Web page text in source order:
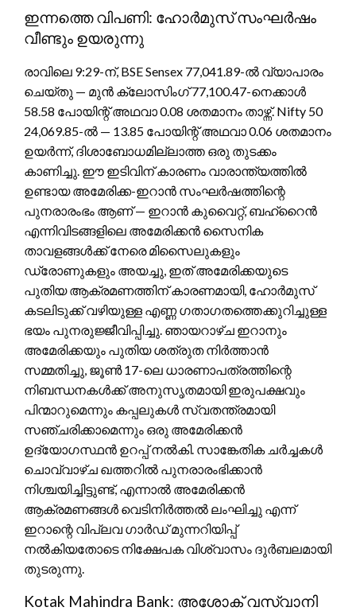
ഇന്നത്തെ വിപണി: ഹോർമുസ് സംഘർഷം
വീണ്ടും ഉയരുന്നു
രാവിലെ 9:29-ന്, BSE Sensex 77,041.89-ൽ വ്യാപാരം
ചെയ്തു — മുൻ ക്ലോസിംഗ് 77,100.47-നെക്കാൾ
58.58 പോയിന്റ് അഥവാ 0.08 ശതമാനം താഴ്ന്ന്. Nifty 50
24,069.85-ൽ — 13.85 പോയിന്റ് അഥവാ 0.06 ശതമാനം
ഉയർന്ന്, ദിശാബോധമില്ലാത്ത ഒരു തുടക്കം
കാണിച്ചു. ഈ ഇടിവിന് കാരണം വാരാന്ത്യത്തിൽ
ഉണ്ടായ അമേരിക്ക-ഇറാൻ സംഘർഷത്തിന്റെ
പുനരാരംഭം ആണ് — ഇറാൻ കുവൈറ്റ്, ബഹ്റൈൻ
എന്നിവിടങ്ങളിലെ അമേരിക്കൻ സൈനിക
താവളങ്ങൾക്ക് നേരെ മിസൈലുകളും
ഡ്രോണുകളും അയച്ചു, ഇത് അമേരിക്കയുടെ
പുതിയ ആക്രമണത്തിന് കാരണമായി, ഹോർമുസ്
കടലിടുക്ക് വഴിയുള്ള എണ്ണ ഗതാഗതത്തെക്കുറിച്ചുള്ള
ഭയം പുനരുജ്ജീവിപ്പിച്ചു. ഞായറാഴ്ച ഇറാനും
അമേരിക്കയും പുതിയ ശത്രുത നിർത്താൻ
സമ്മതിച്ചു, ജൂൺ 17-ലെ ധാരണാപത്രത്തിന്റെ
നിബന്ധനകൾക്ക് അനുസൃതമായി ഇരുപക്ഷവും
പിന്മാറുമെന്നും കപ്പലുകൾ സ്വതന്ത്രമായി
സഞ്ചരിക്കാമെന്നും ഒരു അമേരിക്കൻ
ഉദ്യോഗസ്ഥൻ ഉറപ്പ് നൽകി. സാങ്കേതിക ചർച്ചകൾ
ചൊവ്വാഴ്ച ഖത്തറിൽ പുനരാരംഭിക്കാൻ
നിശ്ചയിച്ചിട്ടുണ്ട്, എന്നാൽ അമേരിക്കൻ
ആക്രമണങ്ങൾ വെടിനിർത്തൽ ലംഘിച്ചു എന്ന്
ഇറാന്റെ വിപ്ലവ ഗാർഡ് മുന്നറിയിപ്പ്
നൽകിയതോടെ നിക്ഷേപക വിശ്വാസം ദുർബലമായി
തുടരുന്നു.
Kotak Mahindra Bank: അശോക് വസ്വാനി